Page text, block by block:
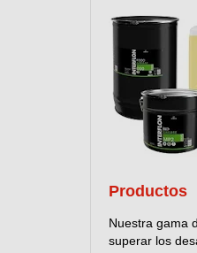
Productos
Nuestra gama
superar los